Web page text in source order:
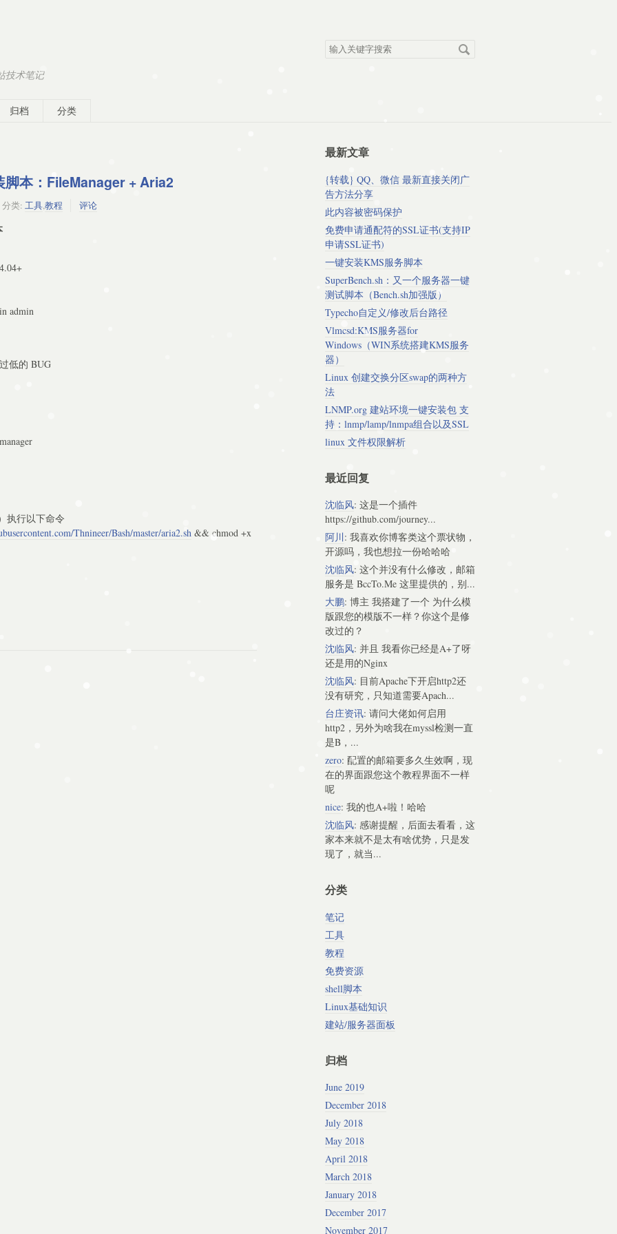
技术笔记
搜
归档 分类
本：FileManager + Aria2
分类: 工具,教程 评论
admin
低的 BUG
执行以下命令
Thnineer/Bash/master/aria2.sh && chmod +x
最新文章
{转载} QQ、微信 最新直接关闭广
告方法分享
此内容被密码保护
免费申请通配符的SSL证书(支持IP
申请SSL证书)
一键安装KMS服务脚本
SuperBench.sh：又一个服务器一键
测试脚本（Bench.sh加强版）
Typecho自定义/修改后台路径
Vlmcsd:KMS服务器for
Windows（WIN系统搭建KMS服务
器）
Linux 创建交换分区swap的两种方
法
LNMP.org 建站环境一键安装包 支
持：lnmp/lamp/lnmpa组合以及SSL
linux 文件权限解析
最近回复
沈临风: 这是一个插件
https://github.com/journey...
阿川: 我喜欢你博客类这个票状物，
开源吗，我也想拉一份哈哈哈
沈临风: 这个并没有什么修改，邮箱
服务是 BccTo.Me 这里提供的，别...
大鹏: 博主 我搭建了一个 为什么模
版跟您的模版不一样？你这个是修
改过的？
沈临风: 并且 我看你已经是A+了呀
还是用的Nginx
沈临风: 目前Apache下开启http2还
没有研究，只知道需要Apach...
台庄资讯: 请问大佬如何启用
http2，另外为啥我在myssl检测一直
是B，...
zero: 配置的邮箱要多久生效啊，现
在的界面跟您这个教程界面不一样
呢
nice: 我的也A+啦！哈哈
沈临风: 感谢提醒，后面去看看，这
家本来就不是太有啥优势，只是发
现了，就当...
分类
笔记
工具
教程
免费资源
shell脚本
Linux基础知识
建站/服务器面板
归档
June 2019
December 2018
July 2018
May 2018
April 2018
March 2018
January 2018
December 2017
November 2017